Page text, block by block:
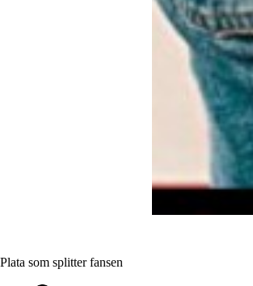
Plata som splitter fansen